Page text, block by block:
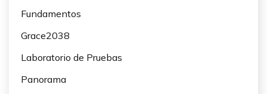
Fundamentos
Grace2038
Laboratorio de Pruebas
Panorama